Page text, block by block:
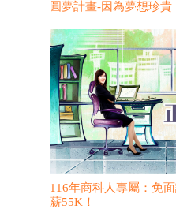
圓夢計畫-因為夢想珍貴
116年商科人專屬：免
薪55K！